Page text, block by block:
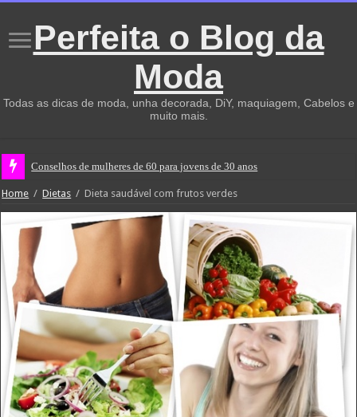
Perfeita o Blog da
Moda
Todas as dicas de moda, unha decorada, DiY, maquiagem, Cabelos e
muito mais.
Conselhos de mulheres de 60 para jovens de 30 anos
Home / Dietas / Dieta saudável com frutos verdes